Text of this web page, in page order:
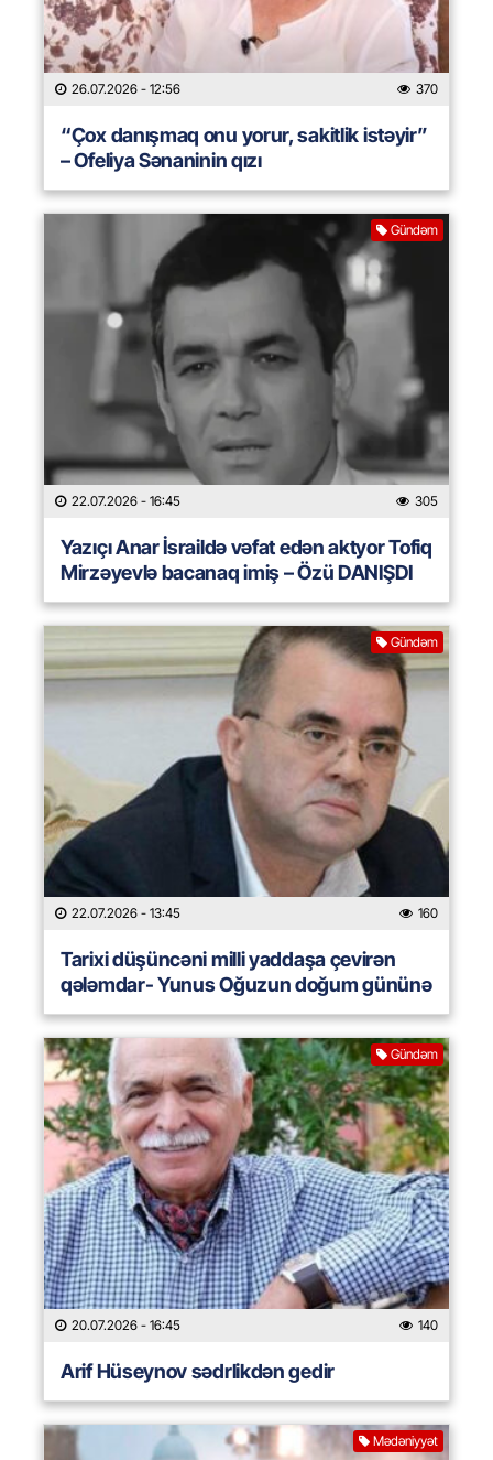
26.07.2026 - 12:56 370
“Çox danışmaq onu yorur, sakitlik istəyir”
– Ofeliya Sənaninin qızı
Gündəm
22.07.2026 - 16:45 305
Yazıçı Anar İsraildə vəfat edən aktyor Tofiq
Mirzəyevlə bacanaq imiş – Özü DANIŞDI
Gündəm
22.07.2026 - 13:45 160
Tarixi düşüncəni milli yaddaşa çevirən
qələmdar- Yunus Oğuzun doğum gününə
Gündəm
20.07.2026 - 16:45 140
Arif Hüseynov sədrlikdən gedir
Mədəniyyət